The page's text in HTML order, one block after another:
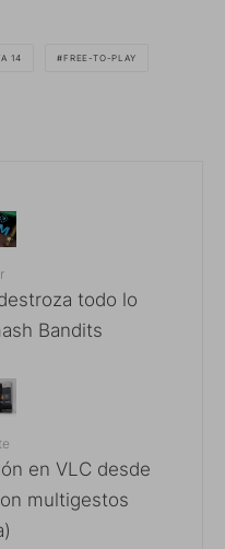
14 FREE-TO-PLAY
todo lo
Bandits
en VLC desde
multigestos